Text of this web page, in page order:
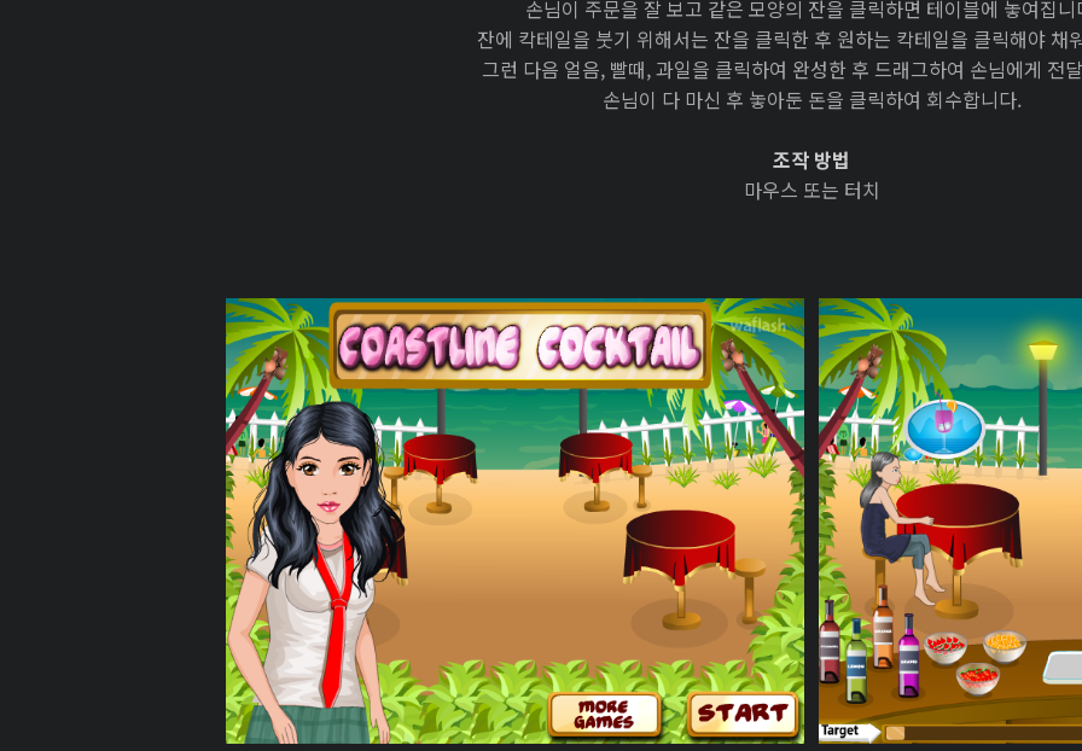
손님이 주문을 잘 보고 같은 모양의 잔을 클릭하면 테이블에 놓여집니
잔에 칵테일을 붓기 위해서는 잔을 클릭한 후 원하는 칵테일을 클릭해야 채
그런 다음 얼음, 빨때, 과일을 클릭하여 완성한 후 드래그하여 손님에게 전
손님이 다 마신 후 놓아둔 돈을 클릭하여 회수합니다.
조작 방법
마우스 또는 터치